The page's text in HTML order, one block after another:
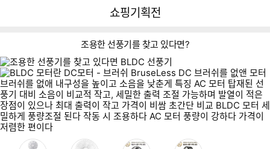
다나와
쇼핑기획전
조용한 선풍기를 찾고 있다면?